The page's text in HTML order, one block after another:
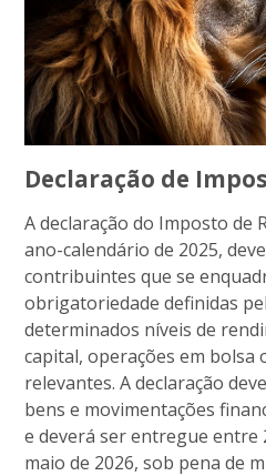
Declaração de
A declaração do Imposto de
ano-calendário de 2025,
contribuintes que se
obrigatoriedade definidas
determinados níveis de
capital, operações em bolsa
relevantes. A declaração
bens e movimentações
e deverá ser entregue entre
maio de 2026, sob pena de